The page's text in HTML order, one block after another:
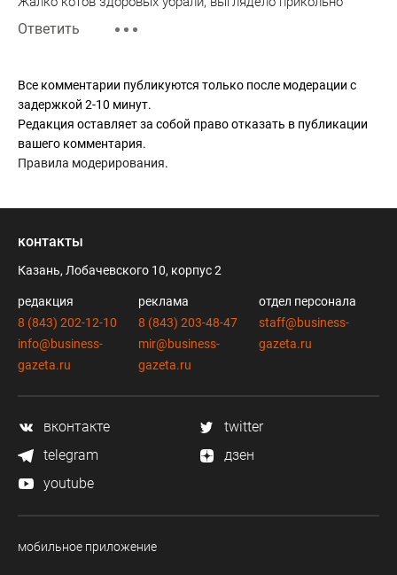
Ответить
Все комментарии публикуются только после модерации с
задержкой 2-10 минут.
Редакция оставляет за собой право отказать в публикации
вашего комментария.
Правила модерирования.
контакты
Казань, Лобачевского 10, корпус 2
редакция
8 (843) 202-12-10
info@business-
gazeta.ru
реклама
8 (843) 203-48-47
mir@business-
gazeta.ru
отдел персонала
staff@business-
gazeta.ru
вконтакте
twitter
telegram
дзен
youtube
мобильное приложение